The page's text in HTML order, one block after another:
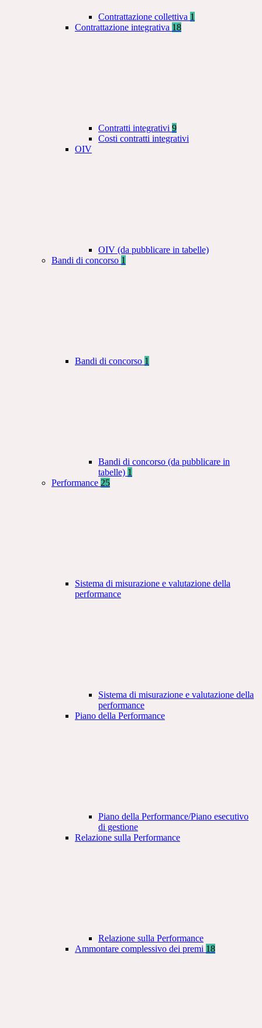
Contrattazione collettiva 1
Contrattazione integrativa 18
Contratti integrativi 9
Costi contratti integrativi
OIV
OIV (da pubblicare in tabelle)
Bandi di concorso 1
Bandi di concorso 1
Bandi di concorso (da pubblicare in
tabelle) 1
Performance 25
Sistema di misurazione e valutazione della
performance
Sistema di misurazione e valutazione della
performance
Piano della Performance
Piano della Performance/Piano esecutivo
di gestione
Relazione sulla Performance
Relazione sulla Performance
Ammontare complessivo dei premi 18